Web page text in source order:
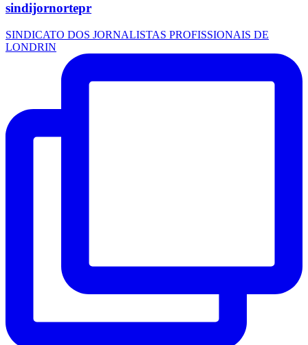
sindijornortepr
SINDICATO DOS JORNALISTAS PROFISSIONAIS DE
LONDRIN